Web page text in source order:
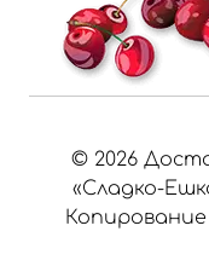
© 2026
«Сладко-